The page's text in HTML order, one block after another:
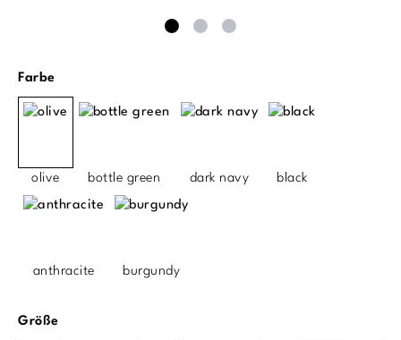
Farbeauswählen
olive bottle green dark navy black
anthracite burgundy
Größeauswählen